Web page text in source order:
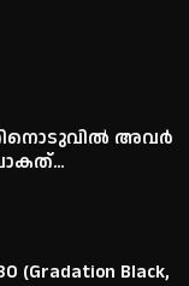
അവർ
(Gradation Black,